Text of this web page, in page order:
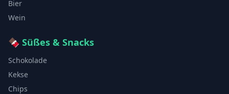
Bier
Wein
🍫 Süßes & Snacks
Schokolade
Kekse
Chips